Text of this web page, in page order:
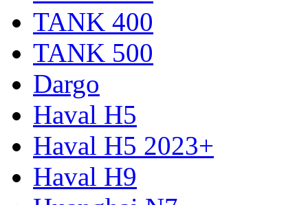
TANK 400
TANK 500
Dargo
Haval H5
Haval H5 2023+
Haval H9